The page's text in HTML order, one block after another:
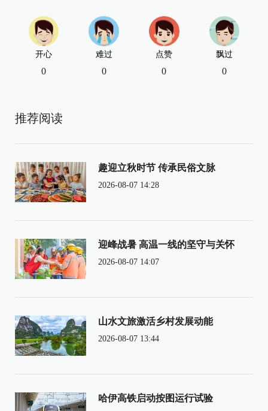
开心
0
难过
0
点赞
0
飘过
0
推荐阅读
趣迎立秋时节 传承民俗文脉
2026-08-07 14:28
迎峰战暑 高温一线的坚守与关怀
2026-08-07 14:07
山水文旅激活乡村发展动能
2026-08-07 13:44
哈伊高铁启动按图运行试验